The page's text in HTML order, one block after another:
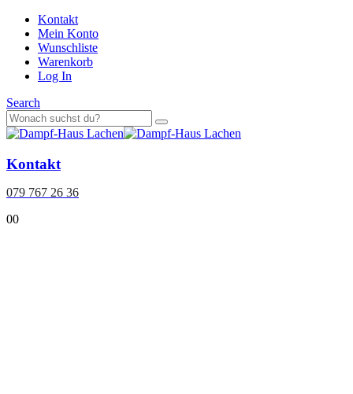
Kontakt
Mein Konto
Wunschliste
Warenkorb
Log In
Search
Kontakt
079 767 26 36
00